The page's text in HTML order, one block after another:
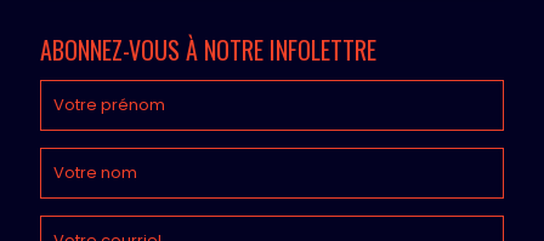
ABONNEZ-VOUS À NOTRE INFOLETTRE